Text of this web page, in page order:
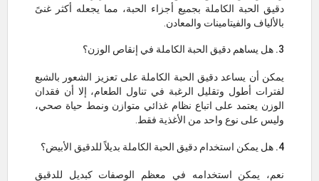
دقيق الحبة الكاملة بجميع أجزاء الحبة، مما يجعله أكثر غنىً
بالألياف والفيتامينات والمعادن.
3. هل يساهم دقيق الحبة الكاملة في إنقاص الوزن؟
يمكن أن يساعد دقيق الحبة الكاملة على تعزيز الشعور بالشبع
لفترات أطول وتقليل الرغبة في تناول الطعام، إلا أن فقدان
الوزن يعتمد على اتباع نظام غذائي متوازن ونمط حياة صحي،
وليس على نوع واحد من الأغذية فقط.
4. هل يمكن استخدام دقيق الحبة الكاملة بديلاً للدقيق الأبيض؟
نعم، يمكن استخدامه في معظم الوصفات كبديل للدقيق